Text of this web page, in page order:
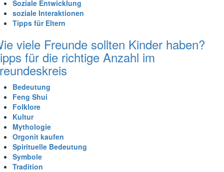
Soziale Entwicklung
soziale Interaktionen
Tipps für Eltern
viele Freunde sollten Kinder haben?
für die richtige Anzahl im
Bedeutung
Feng Shui
Folklore
Kultur
Mythologie
Orgonit kaufen
Spirituelle Bedeutung
Symbole
Tradition